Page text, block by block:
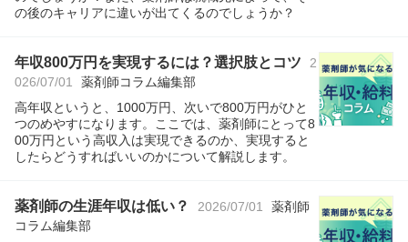
の後のキャリアに違いが出てくるのでしょうか？
年収800万円を実現するには？選択肢とコツ
2
026/07/01
薬剤師コラム編集部
高年収というと、1000万円、次いで800万円がひと
つのめやすになります。ここでは、薬剤師にとって8
00万円という高収入は実現できるのか、実現すると
したらどうすればいいのかについて解説します。
薬剤師の生涯年収は低い？ 2026/07/01
薬剤師
コラム編集部